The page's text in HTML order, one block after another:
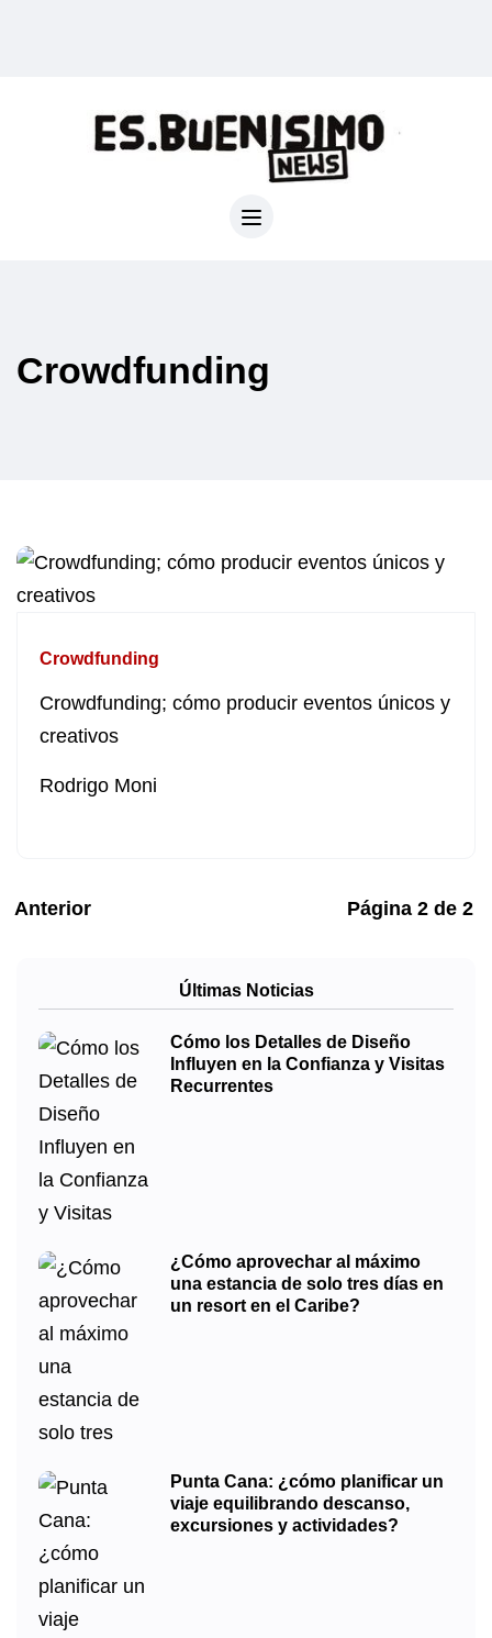
Crowdfunding
Crowdfunding
Crowdfunding; cómo producir eventos únicos y
creativos
Rodrigo Moni
Anterior Página 2 de 2
Últimas Noticias
Cómo los Detalles de Diseño
Influyen en la Confianza y Visitas
Recurrentes
¿Cómo aprovechar al máximo
una estancia de solo tres días en
un resort en el Caribe?
Punta Cana: ¿cómo planificar un
viaje equilibrando descanso,
excursiones y actividades?